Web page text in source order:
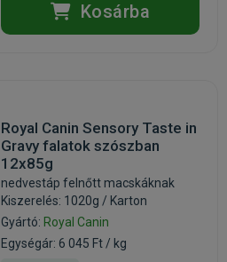
Kosárba
Royal Canin Sensory Taste in
Gravy falatok szószban
12x85g
nedvestáp felnőtt macskáknak
Kiszerelés: 1020g / Karton
Gyártó: Royal Canin
Egységár: 6 045 Ft / kg